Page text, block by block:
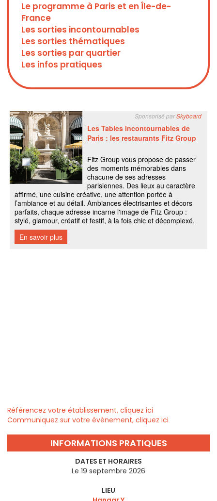
Le programme à Paris et en Île-de-
France
Les sorties incontournables
Les sorties thématiques
Les sorties par quartier
Les infos pratiques
Référencez votre établissement, cliquez ici
Communiquez sur votre évènement, cliquez ici
INFORMATIONS PRATIQUES
DATES ET HORAIRES
Le 19 septembre 2026
LIEU